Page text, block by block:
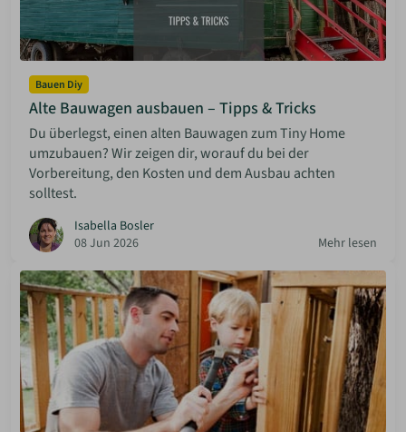
Bauen Diy
Alte Bauwagen ausbauen – Tipps & Tricks
Du überlegst, einen alten Bauwagen zum Tiny Home
umzubauen? Wir zeigen dir, worauf du bei der
Vorbereitung, den Kosten und dem Ausbau achten
solltest.
Isabella Bosler
08 Jun 2026
Mehr lesen